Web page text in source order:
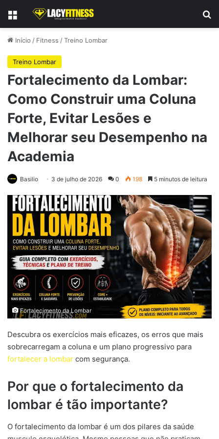
Menu
Início / Fitness /Treino Lombar
Treino Lombar
Fortalecimento da Lombar:
Como Construir uma Coluna
Forte, Evitar Lesões e
Melhorar seu Desempenho na
Academia
Basilio 3 de julho de 2026 0 198 5 minutos de leitura
Fortalecimento da Lombar
Descubra os exercícios mais eficazes, os erros que mais
sobrecarregam a coluna e um plano progressivo para
fortalecer a lombar com segurança.
Por que o fortalecimento da
lombar é tão importante?
O fortalecimento da lombar é um dos pilares da saúde